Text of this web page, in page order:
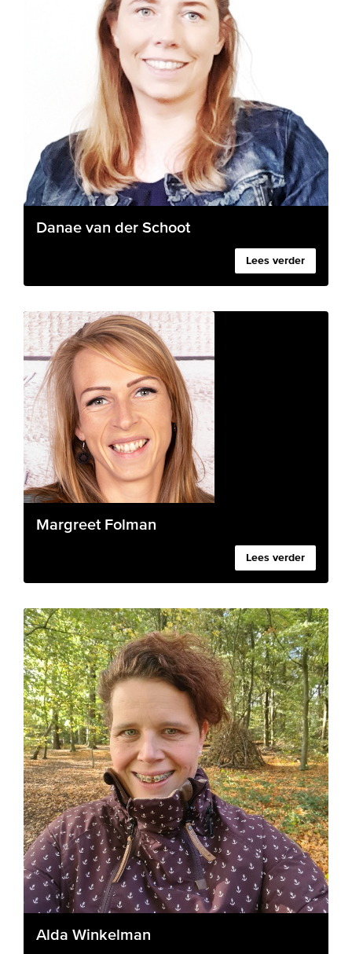
Danae van der Schoot
Lees verder
Margreet Folman
Lees verder
Alda Winkelman